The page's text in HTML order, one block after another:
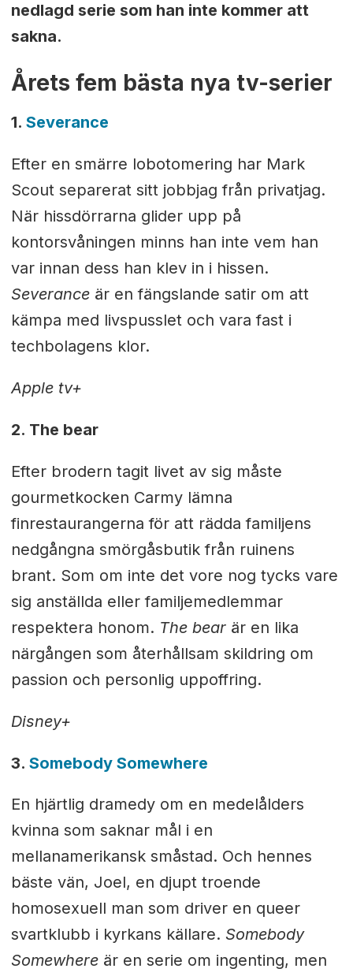
nedlagd serie som han inte kommer att
sakna.
Årets fem bästa nya tv-serier
1. Severance
Efter en smärre lobotomering har Mark
Scout separerat sitt jobbjag från privatjag.
När hissdörrarna glider upp på
kontorsvåningen minns han inte vem han
var innan dess han klev in i hissen.
Severanceär en fängslande satir om att
kämpa med livspusslet och vara fast i
techbolagens klor.
Apple tv+
2. The bear
Efter brodern tagit livet av sig måste
gourmetkocken Carmy lämna
finrestaurangerna för att rädda familjens
nedgångna smörgåsbutik från ruinens
brant. Som om inte det vore nog tycks vare
sig anställda eller familjemedlemmar
respektera honom. The bear är en lika
närgången som återhållsam skildring om
passion och personlig uppoffring.
Disney+
3. Somebody Somewhere
En hjärtlig dramedy om en medelålders
kvinna som saknar mål i en
mellanamerikansk småstad. Och hennes
bäste vän, Joel, en djupt troende
homosexuell man som driver en queer
svartklubb i kyrkans källare. Somebody
Somewhere är en serie om ingenting, men